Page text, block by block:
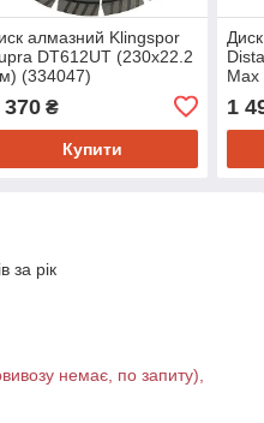
алмазний Klingspor
DT612UT (230x22.2
(334047)
370₴
Купити
1
за рік
немає, по запиту),